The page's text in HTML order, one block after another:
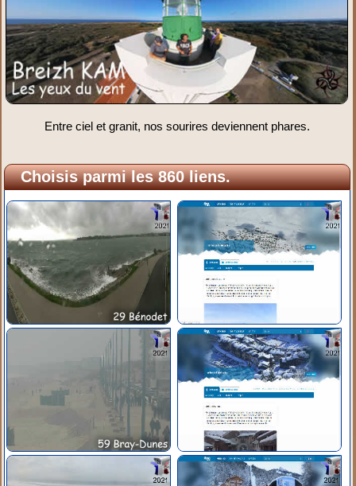
Entre ciel et granit, nos sourires deviennent phares.
Choisis parmi les 860 liens.